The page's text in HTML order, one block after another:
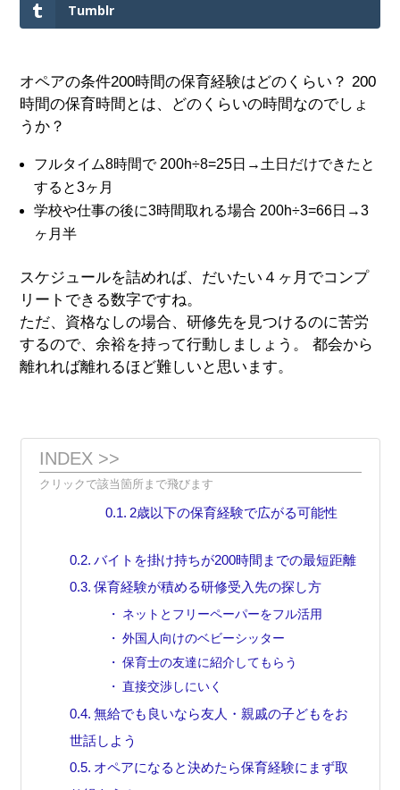
Tumblr
オペアの条件200時間の保育経験はどのくらい？ 200
時間の保育時間とは、どのくらいの時間なのでしょ
うか？
フルタイム8時間で 200h÷8=25日→土日だけできたと
すると3ヶ月
学校や仕事の後に3時間取れる場合 200h÷3=66日→3
ヶ月半
スケジュールを詰めれば、だいたい４ヶ月でコンプ
リートできる数字ですね。
ただ、資格なしの場合、研修先を見つけるのに苦労
するので、余裕を持って行動しましょう。 都会から
離れれば離れるほど難しいと思います。
INDEX >>
2歳以下の保育経験で広がる可能性
バイトを掛け持ちが200時間までの最短距離
保育経験が積める研修受入先の探し方
ネットとフリーペーパーをフル活用
外国人向けのベビーシッター
保育士の友達に紹介してもらう
直接交渉しにいく
無給でも良いなら友人・親戚の子どもをお
世話しよう
オペアになると決めたら保育経験にまず取